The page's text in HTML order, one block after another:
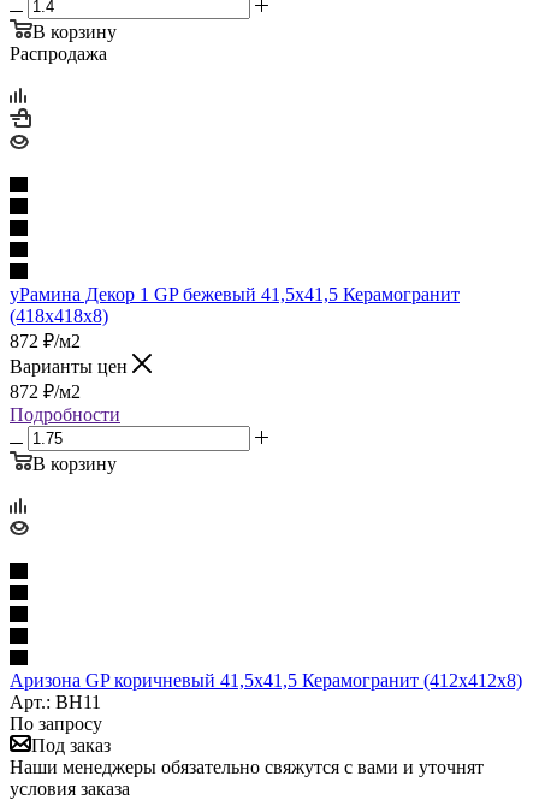
В корзину
Распродажа
уРамина Декор 1 GP бежевый 41,5х41,5 Керамогранит
(418x418x8)
872 ₽/м2
Варианты цен
872 ₽/м2
Подробности
В корзину
Аризона GP коричневый 41,5х41,5 Керамогранит (412x412x8)
Арт.: BH11
По запросу
Под заказ
Наши менеджеры обязательно свяжутся с вами и уточнят
условия заказа